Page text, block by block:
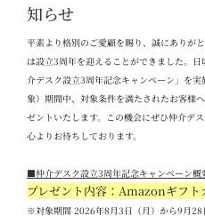
知らせ
平素より格別のご愛顧を賜り、誠にありが
は設立3周年を迎えることができました。
介デスク設立3周年記念キャンペーン」を
象）期間中、対象条件を満たされたお客様へ
ゼントいたします。この機会にぜひ仲介デス
心よりお待ちしております。
■仲介デスク設立3周年記念キャンペーン概
プレゼント内容：Amazonギフト
※対象期間 2026年8 月3 日（月）から9月28